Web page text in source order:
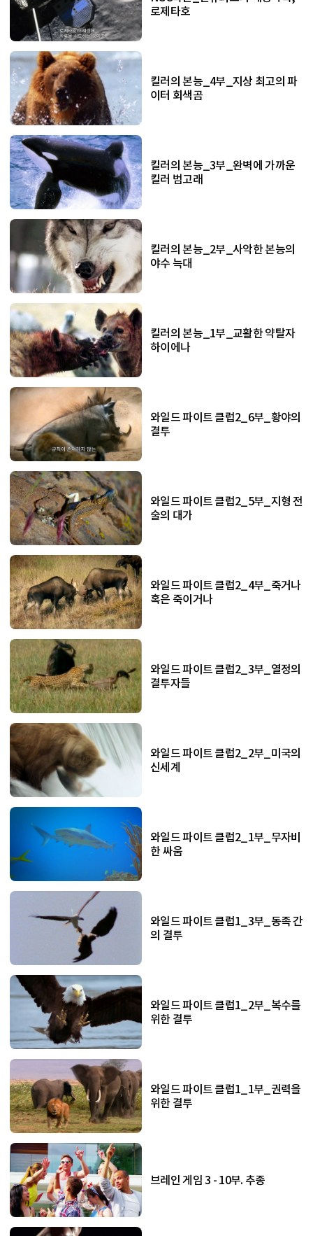
로제타호
킬러의 본능_4부_지상 최고의 파
이터 회색곰
킬러의 본능_3부_완벽에 가까운
킬러 범고래
킬러의 본능_2부_사악한 본능의
야수 늑대
킬러의 본능_1부_교활한 약탈자
하이에나
와일드 파이트 클럽2_6부_황야의
결투
와일드 파이트 클럽2_5부_지형 전
술의 대가
와일드 파이트 클럽2_4부_죽거나
혹은 죽이거나
와일드 파이트 클럽2_3부_열정의
결투자들
와일드 파이트 클럽2_2부_미국의
신세계
와일드 파이트 클럽2_1부_무자비
한 싸움
와일드 파이트 클럽1_3부_동족 간
의 결투
와일드 파이트 클럽1_2부_복수를
위한 결투
와일드 파이트 클럽1_1부_권력을
위한 결투
브레인 게임 3 - 10부. 추종